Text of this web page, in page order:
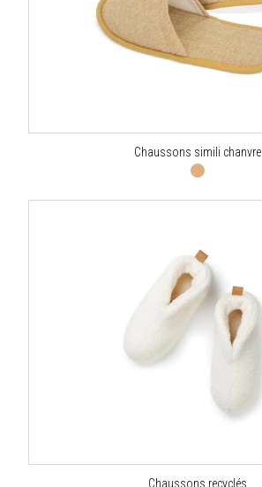
Chaussons simili chanvre
Chaussons recyclés